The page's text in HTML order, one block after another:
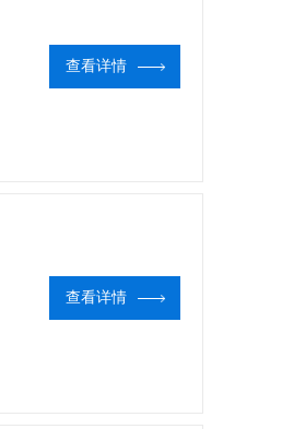
查看详情
查看详情